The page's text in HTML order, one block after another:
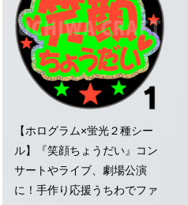
【ホログラム×蛍光２種シー
ル】『笑顔ちょうだい』コン
サートやライブ、劇場公演
に！手作り応援うちわでファ